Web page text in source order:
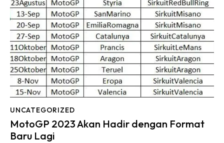
UNCATEGORIZED
MotoGP 2023 Akan Hadir dengan Format
Baru Lagi